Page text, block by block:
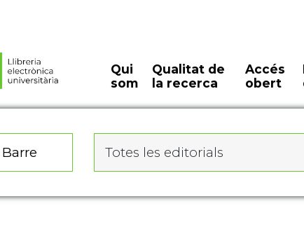
Qui
som
Qualitat de
la recerca
Accés
obert
Totes les editorials